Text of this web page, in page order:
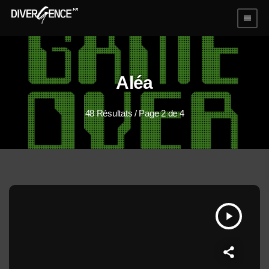
menu
Aléa
48 Résultats / Page 2 de 4
play_arrow